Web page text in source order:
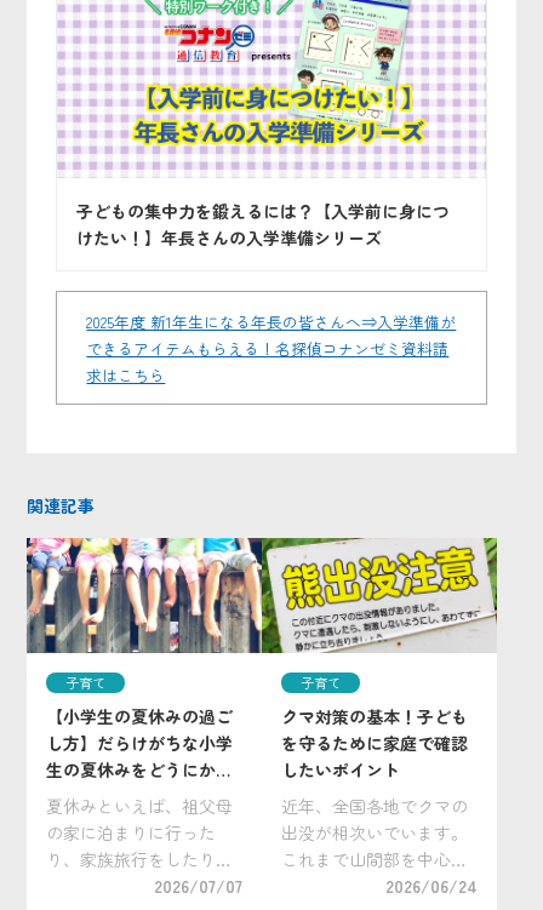
子どもの集中力を鍛えるには？【入学前に身につ
けたい！】年長さんの入学準備シリーズ
2025年度 新1年生になる年長の皆さんへ⇒入学準備が
できるアイテムもらえる！名探偵コナンゼミ資料請
求はこちら
関連記事
子育て
【小学生の夏休みの過ご
し方】だらけがちな小学
生の夏休みをどうにかし
たい！
夏休みといえば、祖父母
の家に泊まりに行った
り、家族旅行をしたり
と、普段なかなか行けな
2026/07/07
子育て
クマ対策の基本！子ども
を守るために家庭で確認
したいポイント
近年、全国各地でクマの
出没が相次いでいます。
これまで山間部を中心に
生息すると考えられてい
2026/06/24